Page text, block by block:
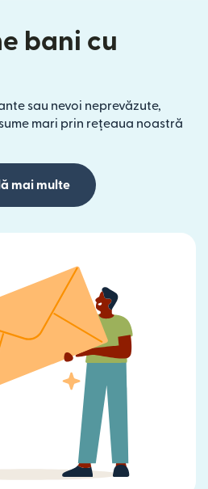
bani cu
sau nevoi neprevăzute,
mari prin rețeaua noastră
mai multe